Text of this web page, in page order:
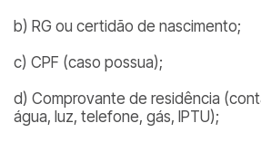
b) RG ou certidão de nascimento;
c) CPF (caso possua);
d) Comprovante de residência
água, luz, telefone, gás, IPTU);